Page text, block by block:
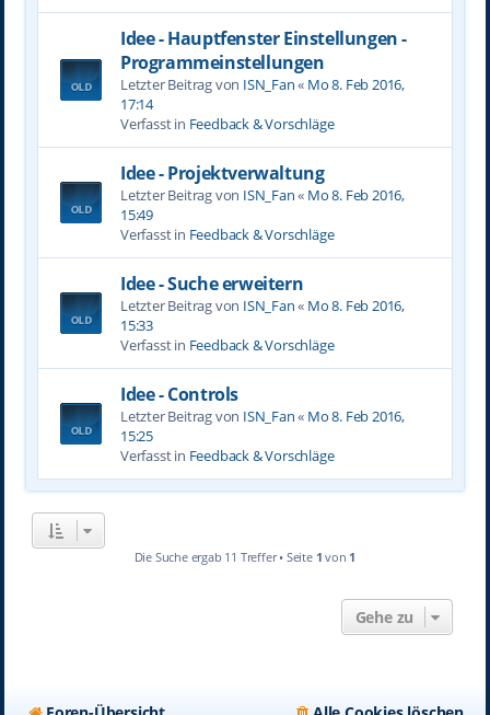
Idee - Hauptfenster Einstellungen -
Programmeinstellungen
Letzter Beitrag von ISN_Fan« Mo 8. Feb 2016,
17:14
Verfasst in Feedback & Vorschläge
Idee - Projektverwaltung
Letzter Beitrag von ISN_Fan« Mo 8. Feb 2016,
15:49
Verfasst in Feedback & Vorschläge
Idee - Suche erweitern
Letzter Beitrag von ISN_Fan« Mo 8. Feb 2016,
15:33
Verfasst in Feedback & Vorschläge
Idee - Controls
Letzter Beitrag von ISN_Fan« Mo 8. Feb 2016,
15:25
Verfasst in Feedback & Vorschläge
Die Suche ergab 11 Treffer • Seite 1 von 1
Gehe zu